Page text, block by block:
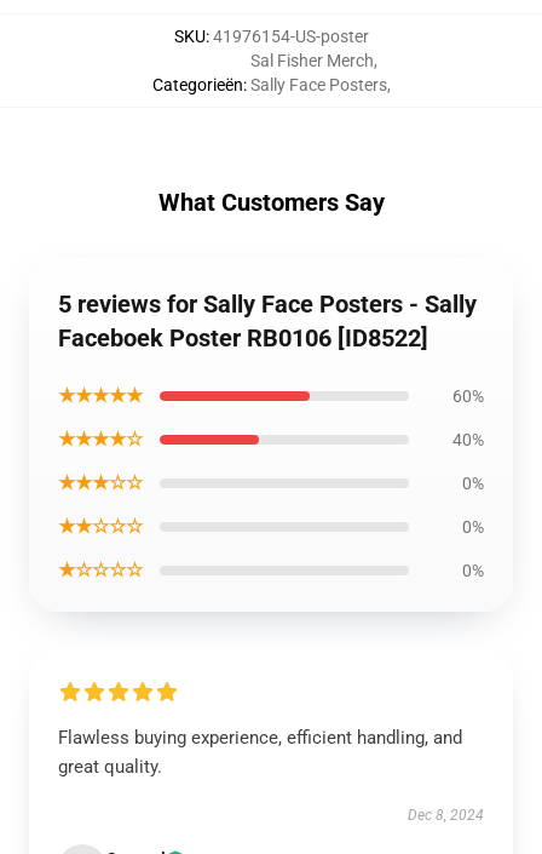
SKU:41976154-US-poster
Categorieën:
Sal Fisher Merch,
Sally Face Posters,
What Customers Say
5 reviews for Sally Face Posters - Sally
Faceboek Poster RB0106 [ID8522]
★★★★★ 60%
★★★★☆ 40%
★★★☆☆ 0%
★★☆☆☆ 0%
★☆☆☆☆ 0%
Flawless buying experience, efficient handling, and
great quality.
Dec 8, 2024